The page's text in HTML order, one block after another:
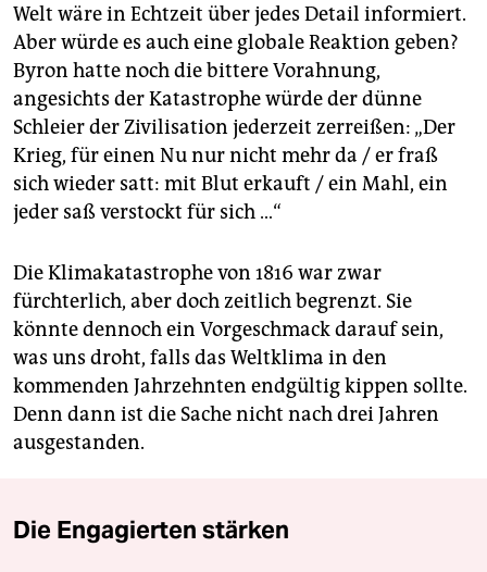
Welt wäre in Echtzeit über jedes Detail informiert.
Aber würde es auch eine globale Reaktion geben?
Byron hatte noch die bittere Vorahnung,
angesichts der Katastrophe würde der dünne
Schleier der Zivilisation jederzeit zerreißen: „Der
Krieg, für einen Nu nur nicht mehr da / er fraß
sich wieder satt: mit Blut erkauft / ein Mahl, ein
jeder saß verstockt für sich …“
Die Klimakatastrophe von 1816 war zwar
fürchterlich, aber doch zeitlich begrenzt. Sie
könnte dennoch ein Vorgeschmack darauf sein,
was uns droht, falls das Weltklima in den
kommenden Jahrzehnten endgültig kippen sollte.
Denn dann ist die Sache nicht nach drei Jahren
ausgestanden.
Die Engagierten stärken